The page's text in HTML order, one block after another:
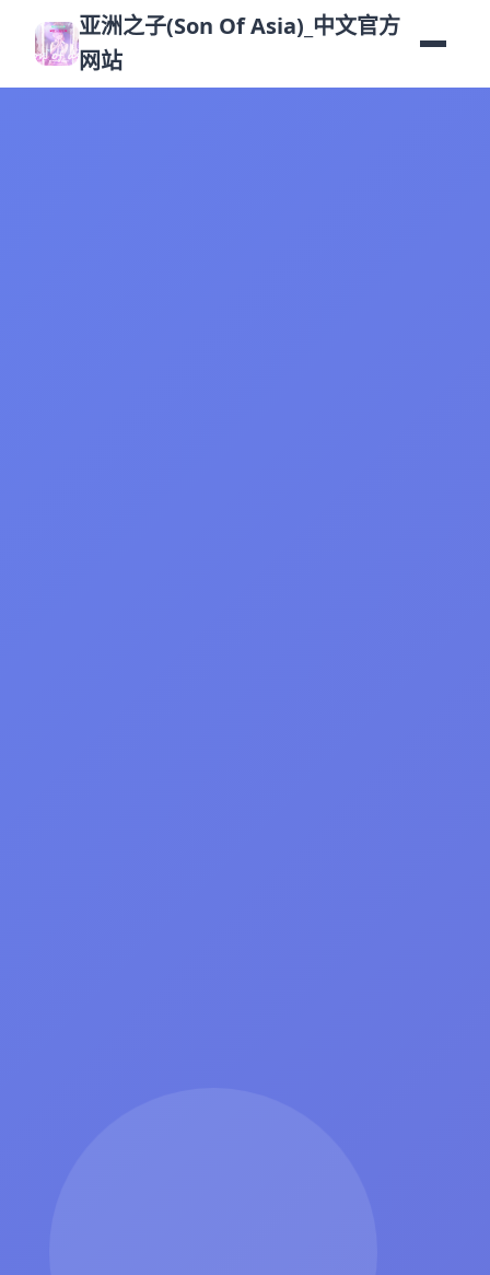
亚洲之子(Son Of Asia)_中文官方
网站